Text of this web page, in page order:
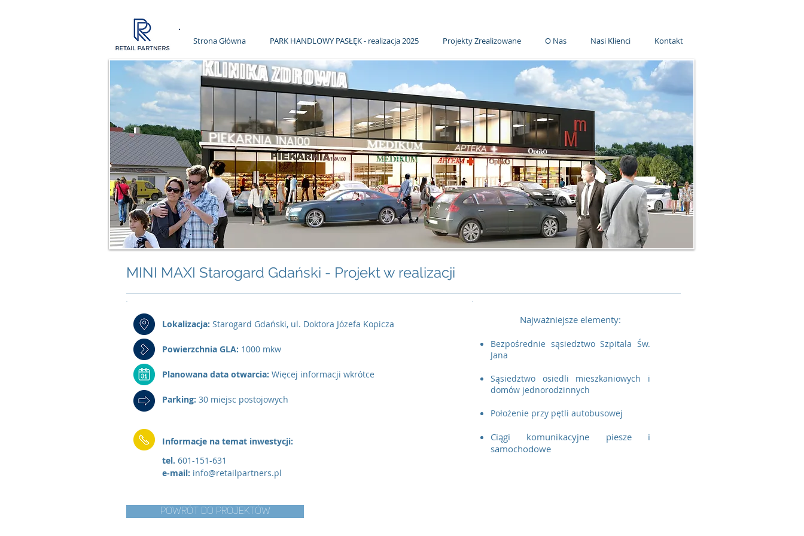
Strona Główna PARK HANDLOWY PASŁĘK - realizacja 2025 Projekty Zrealizowane O Nas Nasi Klienci Kontakt
MINI MAXI Starogard Gdański - Projekt w realizacji
Lokalizacja: Starogard Gdański, ul. Doktora Józefa Kopicza
Powierzchnia GLA: 1000 mkw
Planowana data otwarcia: Więcej informacji wkrótce
Parking: 30 miejsc postojowych
Informacje na temat inwestycji:
tel. 601-151-631
e-mail: info@retailpartners.pl
Najważniejsze elementy:
Bezpośrednie sąsiedztwo Szpitala Św.
Jana
Sąsiedztwo osiedli mieszkaniowych i
domów jednorodzinnych
Położenie przy pętli autobusowej
Ciągi komunikacyjne piesze i
samochodowe
POWRÓT DO PROJEKTÓW